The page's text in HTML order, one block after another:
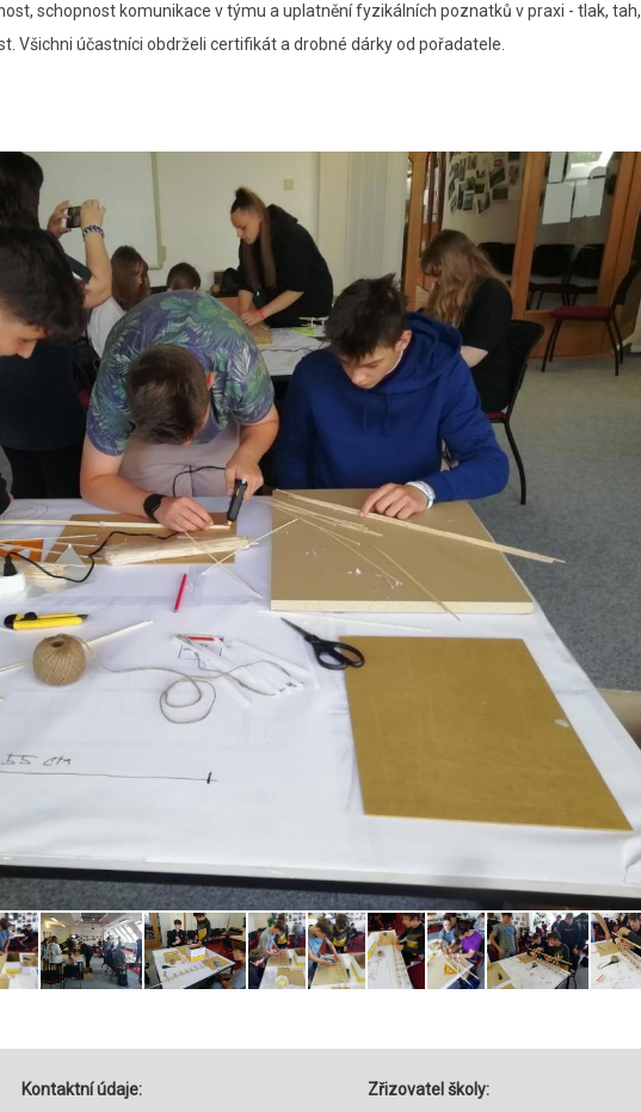
schopnost komunikace v týmu a uplatnění fyzikálních poznatků v praxi - tlak, tah,
Všichni účastníci obdrželi certifikát a drobné dárky od pořadatele.
Kontaktní údaje: Zřizovatel školy: